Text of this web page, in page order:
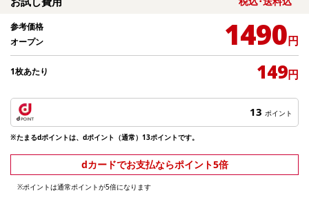
参考価格
オープン
1490円
1枚あたり 149円
13 ポイント
※たまるdポイントは、dポイント（通常）13ポイントです。
dカードでお支払ならポイント5倍
※ポイントは通常ポイントが5倍になります